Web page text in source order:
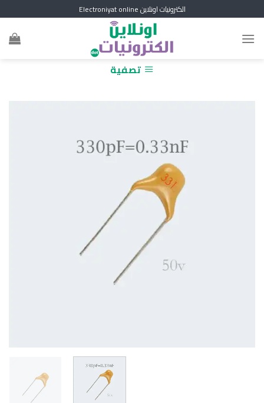
to
content
الكترونيات اونلاين Electroniyat online
تصفية